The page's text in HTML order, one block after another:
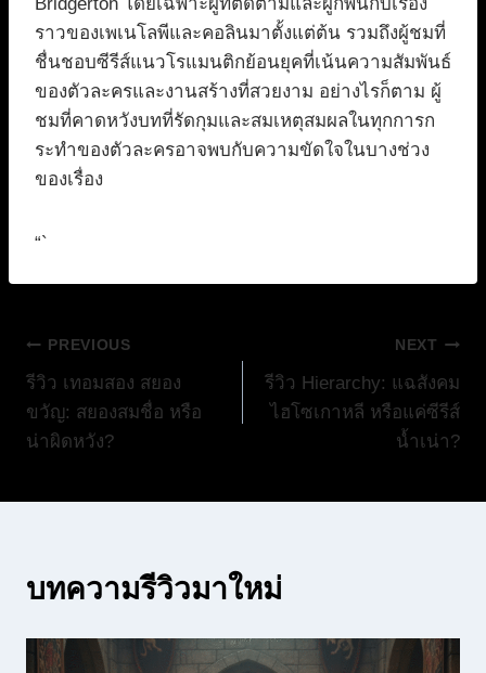
ราวของเพเนโลพีและคอลินมาตั้งแต่ต้น รวมถึงผู้ชมที่
ชื่นชอบซีรีส์แนวโรแมนติกย้อนยุคที่เน้นความสัมพันธ์
ของตัวละครและงานสร้างที่สวยงาม อย่างไรก็ตาม ผู้
ชมที่คาดหวังบทที่รัดกุมและสมเหตุสมผลในทุกการก
ระทำของตัวละครอาจพบกับความขัดใจในบางช่วง
ของเรื่อง
“`
แนะแนว
เรื่อง
PREVIOUS
รีวิว เทอมสอง สยอง
ขวัญ: สยองสมชื่อ หรือ
น่าผิดหวัง?
NEXT
รีวิว Hierarchy: แฉสังคม
ไฮโซเกาหลี หรือแค่ซีรีส์
น้ำเน่า?
บทความรีวิวมาใหม่